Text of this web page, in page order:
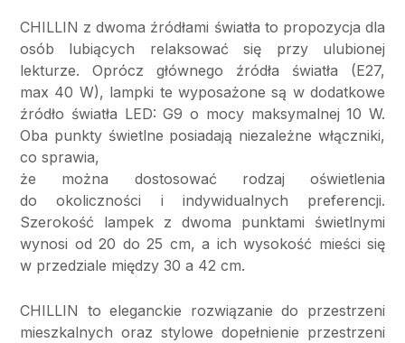
CHILLIN z dwoma źródłami światła to propozycja dla
osób lubiących relaksować się przy ulubionej
lekturze. Oprócz głównego źródła światła (E27,
max 40 W), lampki te wyposażone są w dodatkowe
źródło światła LED: G9 o mocy maksymalnej 10 W.
Oba punkty świetlne posiadają niezależne włączniki,
co sprawia,
że można dostosować rodzaj oświetlenia
do okoliczności i indywidualnych preferencji.
Szerokość lampek z dwoma punktami świetlnymi
wynosi od 20 do 25 cm, a ich wysokość mieści się
w przedziale między 30 a 42 cm.
CHILLIN to eleganckie rozwiązanie do przestrzeni
mieszkalnych oraz stylowe dopełnienie przestrzeni